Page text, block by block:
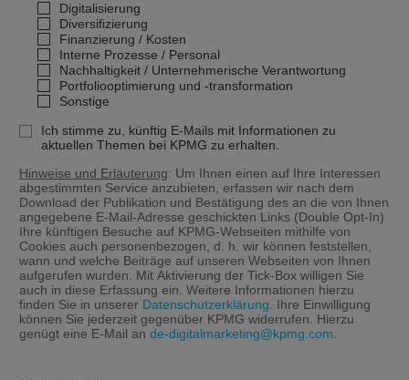
Digitalisierung
Diversifizierung
Finanzierung / Kosten
Interne Prozesse / Personal
Nachhaltigkeit / Unternehmerische Verantwortung
Portfoliooptimierung und -transformation
Sonstige
Hinweise und Erläuterung: Um Ihnen einen auf Ihre Interessen
abgestimmten Service anzubieten, erfassen wir nach dem
Download der Publikation und Bestätigung des an die von Ihnen
angegebene E-Mail-Adresse geschickten Links (Double Opt-In)
Ihre künftigen Besuche auf KPMG-Webseiten mithilfe von
Cookies auch personenbezogen, d. h. wir können feststellen,
wann und welche Beiträge auf unseren Webseiten von Ihnen
aufgerufen wurden. Mit Aktivierung der Tick-Box willigen Sie
auch in diese Erfassung ein. Weitere Informationen hierzu
finden Sie in unserer Datenschutzerklärung. Ihre Einwilligung
können Sie jederzeit gegenüber KPMG widerrufen. Hierzu
genügt eine E-Mail an de-digitalmarketing@kpmg.com.
Ich stimme zu, künftig E-Mails mit Informationen zu
aktuellen Themen bei KPMG zu erhalten.